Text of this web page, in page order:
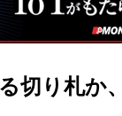
IIFES
国際ロボッ
ジャパンモ
TECHNO-
切り札か